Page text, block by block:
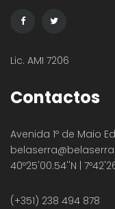
Lic. AMI 7206
Contactos
Avenida 1º de Maio
belaserra
40º25'00.54''N |
(+351) 238 494 878